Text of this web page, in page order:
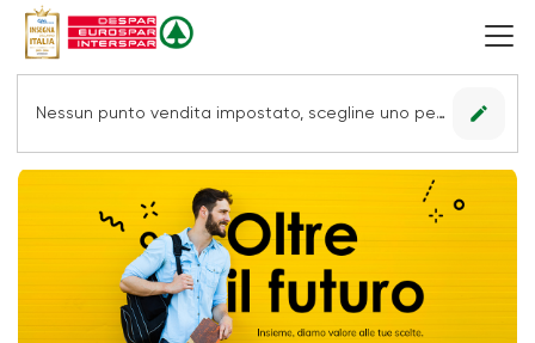
Nessun punto vendita impostato, scegline uno per vedere le offerte. edit